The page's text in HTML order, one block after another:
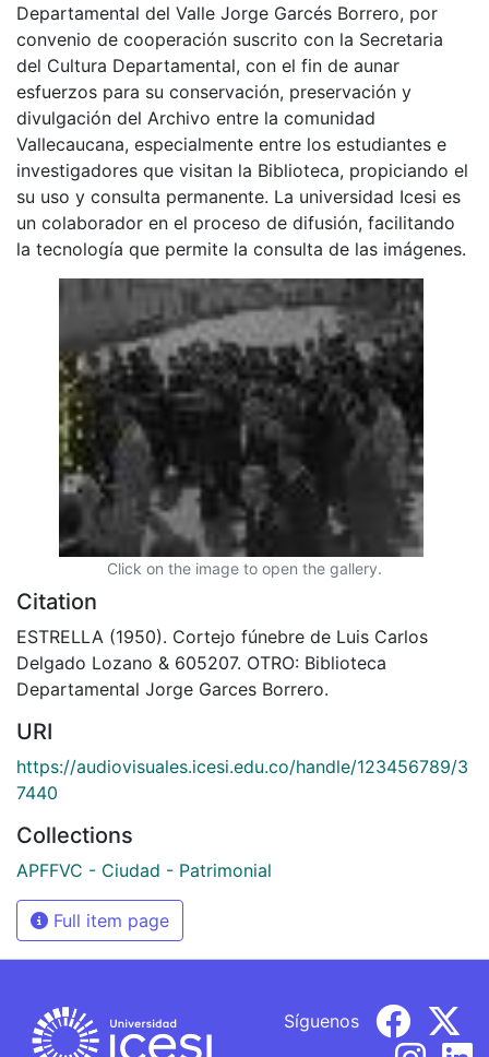
Departamental del Valle Jorge Garcés Borrero, por
convenio de cooperación suscrito con la Secretaria
del Cultura Departamental, con el fin de aunar
esfuerzos para su conservación, preservación y
divulgación del Archivo entre la comunidad
Vallecaucana, especialmente entre los estudiantes e
investigadores que visitan la Biblioteca, propiciando el
su uso y consulta permanente. La universidad Icesi es
un colaborador en el proceso de difusión, facilitando
la tecnología que permite la consulta de las imágenes.
Click on the image to open the gallery.
Citation
ESTRELLA (1950). Cortejo fúnebre de Luis Carlos
Delgado Lozano & 605207. OTRO: Biblioteca
Departamental Jorge Garces Borrero.
URI
https://audiovisuales.icesi.edu.co/handle/123456789/3
7440
Collections
APFFVC - Ciudad - Patrimonial
Full item page
Síguenos